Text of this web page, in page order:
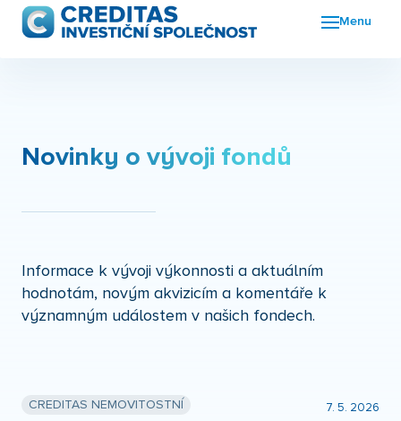
Menu
Novinky o vývoji fondů
Informace k vývoji výkonnosti a aktuálním
hodnotám, novým akvizicím a komentáře k
významným událostem v našich fondech.
CREDITAS NEMOVITOSTNÍ 7. 5. 2026